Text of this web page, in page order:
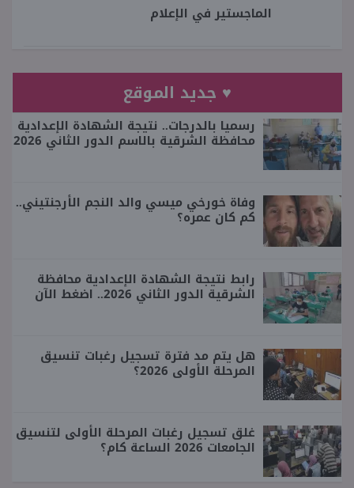
الماجستير في الإعلام
♥ جديد الموقع
رسميا بالدرجات.. نتيجة الشهادة الإعدادية
محافظة الشرقية بالاسم الدور الثاني 2026
وفاة خورخي ميسي والد النجم الأرجنتيني..
كم كان عمره؟
رابط نتيجة الشهادة الإعدادية محافظة
الشرقية الدور الثاني 2026.. اضغط الآن
هل يتم مد فترة تسجيل رغبات تنسيق
المرحلة الأولى 2026؟
غلق تسجيل رغبات المرحلة الأولى لتنسيق
الجامعات 2026 الساعة كام؟